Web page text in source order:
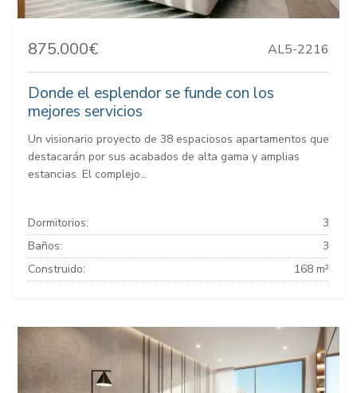
875.000€ AL5-2216
Donde el esplendor se funde con los
mejores servicios
Un visionario proyecto de 38 espaciosos apartamentos que
destacarán por sus acabados de alta gama y amplias
estancias. El complejo...
Dormitorios:
3
Baños:
3
Construido:
168 m²